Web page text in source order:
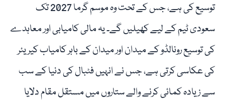
توسیع کی ہے، جس کے تحت وہ موسم گرما 2027 تک
سعودی ٹیم کے لیے کھیلیں گے۔ یہ مالی کامیابی اور معاہدے
کی توسیع رونالڈو کے میدان اور میدان کے باہر کامیاب کیریئر
کی عکاسی کرتی ہے، جس نے انہیں فٹبال کی دنیا کے سب
سے زیادہ کمائی کرنے والے ستاروں میں مستقل مقام دلایا